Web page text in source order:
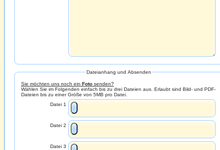
Dateianhang und Absenden
Sie möchten uns noch ein Foto senden?
Wählen Sie im Folgenden einfach bis zu drei Dateien aus. Erlaubt sind Bild- und PDF-
Dateien bis zu einer Größe von 5MB pro Datei.
Datei 1
Datei 2
Datei 3